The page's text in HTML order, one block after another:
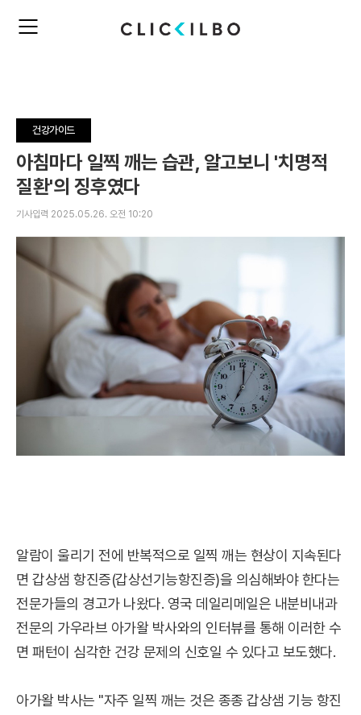
주
뉴
펼
치
기
건강가이드
아침마다 일찍 깨는 습관, 알고보니 '치명적
질환'의 징후였다
기사입력 2025.05.26. 오전 10:20
알람이 울리기 전에 반복적으로 일찍 깨는 현상이 지속된다
면 갑상샘 항진증(갑상선기능항진증)을 의심해봐야 한다는
전문가들의 경고가 나왔다. 영국 데일리메일은 내분비내과
전문의 가우라브 아가왈 박사와의 인터뷰를 통해 이러한 수
면 패턴이 심각한 건강 문제의 신호일 수 있다고 보도했다.
아가왈 박사는 "자주 일찍 깨는 것은 종종 갑상샘 기능 항진